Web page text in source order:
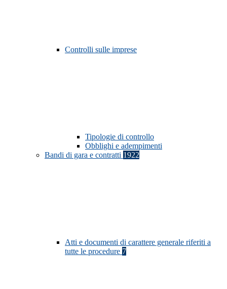
Controlli sulle imprese
Tipologie di controllo
Obblighi e adempimenti
Bandi di gara e contratti 1922
Atti e documenti di carattere generale riferiti a
tutte le procedure 7